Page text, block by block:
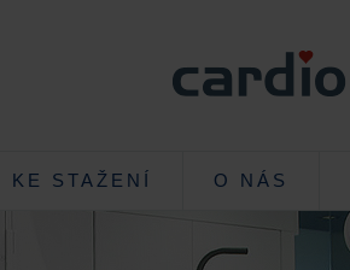
KE STAŽENÍ O NÁS